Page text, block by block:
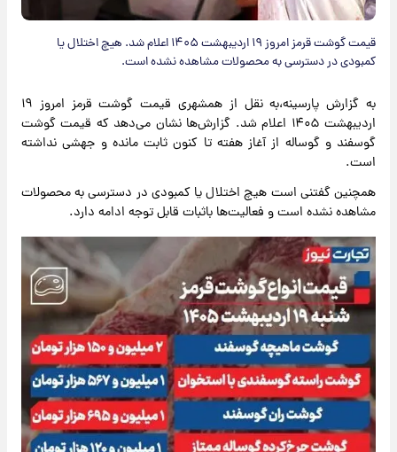
قیمت گوشت قرمز امروز ۱۹ اردیبهشت ۱۴۰۵ اعلام شد. هیچ اختلال یا
کمبودی در دسترسی به محصولات مشاهده نشده است.
به گزارش پارسینه،به نقل از همشهری قیمت گوشت قرمز امروز ۱۹
اردیبهشت ۱۴۰۵ اعلام شد. گزارش‌ها نشان می‌دهد که قیمت گوشت
گوسفند و گوساله از آغاز هفته تا کنون ثابت مانده و جهشی نداشته
است.
همچنین گفتنی است هیچ اختلال یا کمبودی در دسترسی به محصولات
مشاهده نشده است و فعالیت‌ها باثبات قابل توجه ادامه دارد.